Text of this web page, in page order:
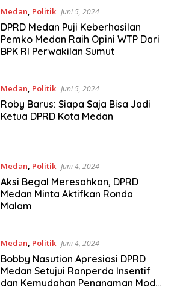
Medan, Politik Juni 5, 2024
DPRD Medan Puji Keberhasilan
Pemko Medan Raih Opini WTP Dari
BPK RI Perwakilan Sumut
Medan, Politik Juni 5, 2024
Roby Barus: Siapa Saja Bisa Jadi
Ketua DPRD Kota Medan
Medan Politik Juni 4, 2024
Aksi Begal Meresahkan, DPRD
Medan Minta Aktifkan Ronda
Malam
Medan, Politik Juni 4, 2024
Bobby Nasution Apresiasi DPRD
Medan Setujui Ranperda Insentif
dan Kemudahan Penanaman Modal